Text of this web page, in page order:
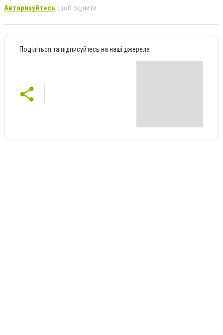
Авторизуйтесь, щоб оцінити
Поділіться та підписуйтесь на наші джерела